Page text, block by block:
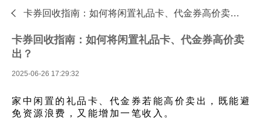
 卡券回收指南：如何将闲置礼品卡、代金券高价卖出？—专业的礼品卡回收平台 - 收卡云
卡券回收指南：如何将闲置礼品卡、代金券高价卖
出？
2025-06-26 17:29:32
家中闲置的礼品卡、代金券若能高价卖出，既能避
免资源浪费，又能增加一笔收入。